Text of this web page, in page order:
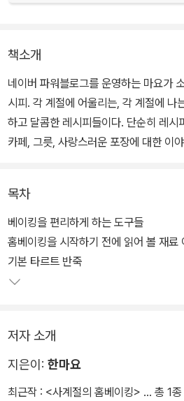
책소개
네이버 파워블로그를 운영하는 마요가
시피. 각 계절에 어울리는, 각 계절에 나
하고 달콤한 레시피들이다. 단순히 레시피 나
카페, 그릇, 사랑스러운 포장에 대한 이
행복해지는 디저트들이다. 우울한 날, 쓸
즐거운 날을 더욱 행복하게 한다. 완벽하
복한 선물이 되는 자신만의 디저트를 이
차근차근 베이킹을 시작해보고 싶은, 특
목차
베이킹을 편리하게 하는 도구들
홈베이킹을 시작하기 전에 읽어 볼 재료
기본 타르트 반죽
저자 소개
지은이: 한마요
최근작 : <사계절의 홈베이킹> … 총 1종